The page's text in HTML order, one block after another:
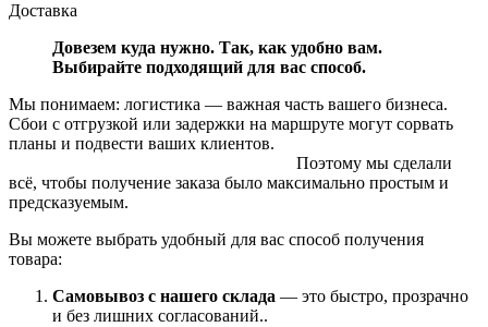
Доставка
Довезем куда нужно. Так, как удобно вам.
Выбирайте подходящий для вас способ.
Мы понимаем: логистика — важная часть вашего бизнеса.
Сбои с отгрузкой или задержки на маршруте могут сорвать
планы и подвести ваших клиентов.
Поэтому мы сделали
всё, чтобы получение заказа было максимально простым и
предсказуемым.
Вы можете выбрать удобный для вас способ получения
товара:
Самовывоз с нашего склада — это быстро, прозрачно
и без лишних согласований..